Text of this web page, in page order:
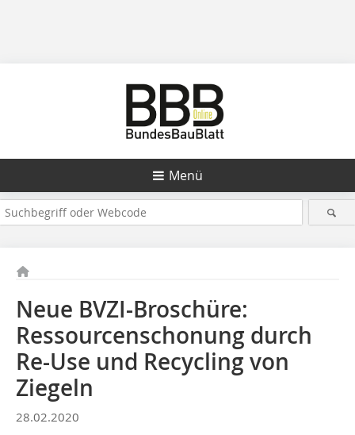
Menü
Neue BVZI-Broschüre:
Ressourcenschonung durch
Re-Use und Recycling von
Ziegeln
28.02.2020